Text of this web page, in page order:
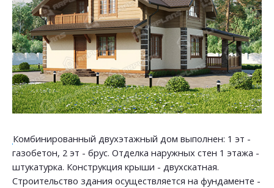
Комбинированный двухэтажный дом выполнен: 1 эт -
газобетон, 2 эт - брус. Отделка наружных стен 1 этажа -
штукатурка. Конструкция крыши - двухскатная.
Строительство здания осуществляется на фундаменте -